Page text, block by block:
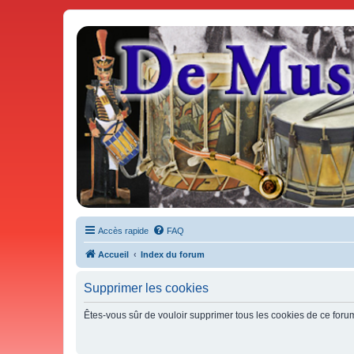
De Musicae Militari - Forums
Forums de discussions
Accès rapide FAQ
Accueil Index du forum
Supprimer les cookies
Êtes-vous sûr de vouloir supprimer tous les cookies de ce